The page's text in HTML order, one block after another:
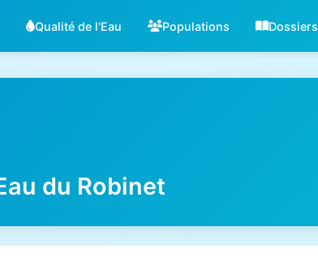
Qualité de l'Eau Populations Dossiers
du Robinet